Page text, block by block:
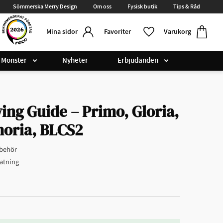
Sömmerska Merry Design Om oss Fysisk butik Tips & Råd
Mina sidor Favoriter Varukorg
Favoriter
Mönster Nyheter Erbjudanden
Guide – Primo, Gloria,
BLCS2